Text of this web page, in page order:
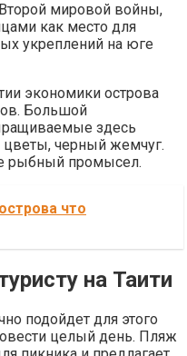
мировой войны,
как место для
укреплений на юге
экономики острова
Большой
здесь
цветы, черный жемчуг.
рыбный промысел.
что
на Таити
подойдет для этого
целый день. Пляж